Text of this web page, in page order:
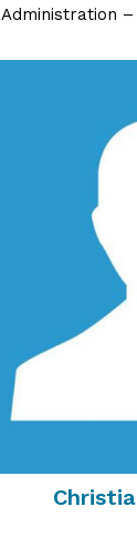
Administration